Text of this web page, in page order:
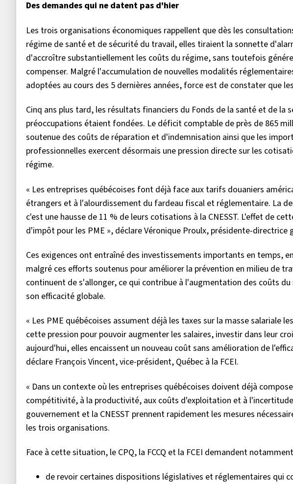
Des demandes qui ne datent pas d'hier
Les trois organisations économiques rappellent que dès les
régime de santé et de sécurité du travail, elles tiraient la sonnette
d'accroître substantiellement les coûts du régime, sans toutefois
compenser. Malgré l'accumulation de nouvelles modalités
adoptées au cours des 5 dernières années, force est de constater que
Cinq ans plus tard, les résultats financiers du Fonds de la santé et de la
préoccupations étaient fondées. Le déficit comptable de près de 865
soutenue des coûts de réparation et d'indemnisation ainsi que les
professionnelles exercent désormais une pression directe sur les
régime.
« Les entreprises québécoises font déjà face aux tarifs douaniers
étrangers et à l'alourdissement du fardeau fiscal et réglementaire. La
c'est une hausse de 11 % de leurs cotisations à la CNESST. L'effet de
d'impôt pour les PME », déclare Véronique Proulx, présidente-directrice
Ces exigences ont entraîné des investissements importants en temps,
malgré ces efforts soutenus pour améliorer la prévention en milieu de
continuent de s'allonger, ce qui contribue à l'augmentation des coûts
son efficacité globale.
« Les PME québécoises assument déjà les taxes sur la masse salariale
cette pression pour pouvoir augmenter les salaires, investir dans leur
aujourd'hui, elles encaissent un nouveau coût sans amélioration de
déclare François Vincent, vice-président, Québec à la FCEI.
« Dans un contexte où les entreprises québécoises doivent déjà
compétitivité, à la productivité, aux coûts d'exploitation et à
gouvernement et la CNESST prennent rapidement les mesures
les trois organisations.
Face à cette situation, le CPQ, la FCCQ et la FCEI demandent
de revoir certaines dispositions législatives et réglementaires qui